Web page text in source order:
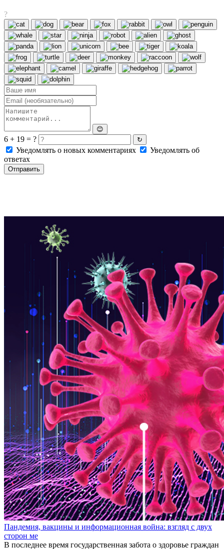
?
😊
6 + 19 = ? ↻
Уведомлять о новых комментариях
Уведомлять об
ответах
Отправить
Пандемия, вакцины и информационная война: взгляд с двух
сторон ме
В последнее время государственная забота о здоровье граждан